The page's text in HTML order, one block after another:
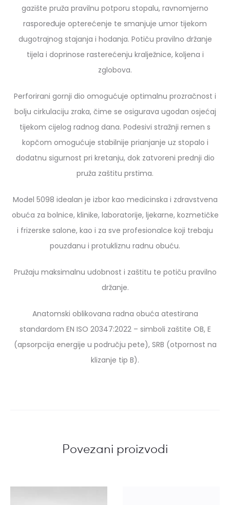
gazište pruža pravilnu potporu stopalu, ravnomjerno
raspoređuje opterećenje te smanjuje umor tijekom
dugotrajnog stajanja i hodanja. Potiču pravilno držanje
tijela i doprinose rasterećenju kralježnice, koljena i
zglobova.
Perforirani gornji dio omogućuje optimalnu prozračnost i
bolju cirkulaciju zraka, čime se osigurava ugodan osjećaj
tijekom cijelog radnog dana. Podesivi stražnji remen s
kopčom omogućuje stabilnije prianjanje uz stopalo i
dodatnu sigurnost pri kretanju, dok zatvoreni prednji dio
pruža zaštitu prstima.
Model 5098 idealan je izbor kao medicinska i zdravstvena
obuća za bolnice, klinike, laboratorije, ljekarne, kozmetičke
i frizerske salone, kao i za sve profesionalce koji trebaju
pouzdanu i protukliznu radnu obuću.
Pružaju maksimalnu udobnost i zaštitu te potiču pravilno
držanje.
Anatomski oblikovana radna obuća atestirana
standardom EN ISO 20347:2022 – simboli zaštite OB, E
(apsorpcija energije u području pete), SRB (otpornost na
klizanje tip B).
Povezani proizvodi